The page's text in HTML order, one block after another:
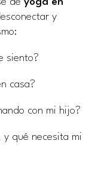
y
siento?
casa?
con mi hijo?
y qué necesita mi